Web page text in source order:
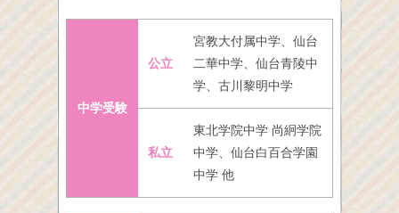
中学受験
公立
宮教大付属中学、仙台
二華中学、仙台青陵中
学、古川黎明中学
私立
東北学院中学 尚絅学院
中学、仙台白百合学園
中学 他